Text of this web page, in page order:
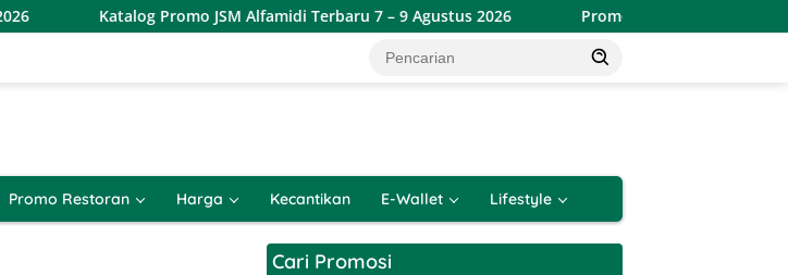
Promo JSM Alfamidi Terbaru 7 – 9 Agustus 2026 Promo Toserba Yogya Weekend Terbaru
Promo Restoran Harga Kecantikan E-Wallet Lifestyle
Cari Promosi